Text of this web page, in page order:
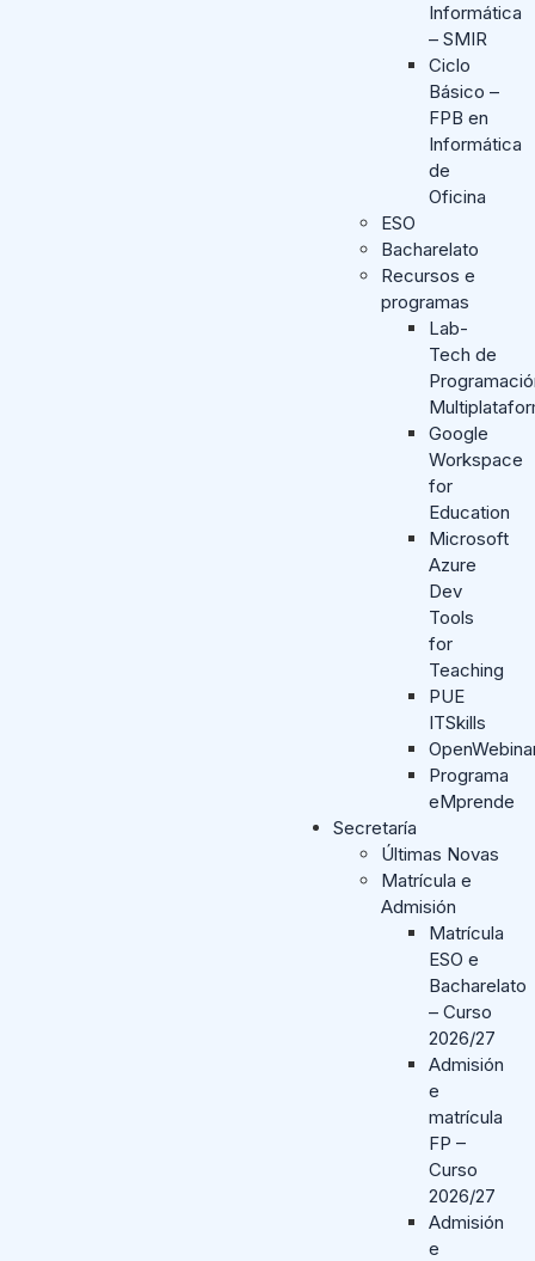
Informática
– SMIR
Ciclo
Básico –
FPB en
Informática
de
Oficina
ESO
Bacharelato
Recursos e
programas
Lab-
Tech de
Google
Workspace
for
Education
Microsoft
Azure
Dev
Tools
for
Teaching
PUE
ITSkills
Programa
eMprende
Secretaría
Últimas Novas
Matrícula e
Admisión
Matrícula
ESO e
Bacharelato
– Curso
2026/27
Admisión
e
matrícula
FP –
Curso
2026/27
Admisión
e